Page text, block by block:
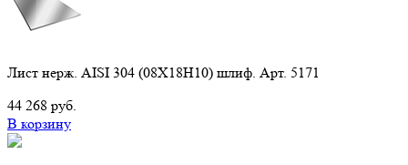
Лист нерж. AISI 304 (08Х18Н10) шлиф. Арт. 5171
44 268 руб.
В корзину